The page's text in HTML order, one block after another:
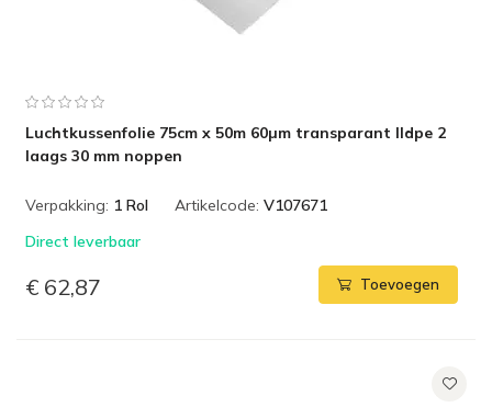
Luchtkussenfolie 75cm x 50m 60µm transparant lldpe 2
laags 30 mm noppen
Verpakking: 1 Rol Artikelcode: V107671
Direct leverbaar
€ 62,87 Toevoegen